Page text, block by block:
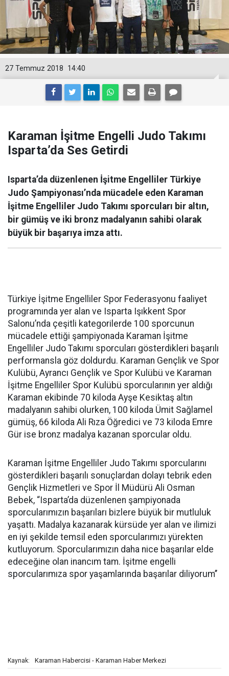
14:40
27 Temmuz 2018
Karaman İşitme Engelli Judo Takımı
Isparta’da Ses Getirdi
Isparta’da düzenlenen İşitme Engelliler Türkiye
Judo Şampiyonası’nda mücadele eden Karaman
İşitme Engelliler Judo Takımı sporcuları bir altın,
bir gümüş ve iki bronz madalyanın sahibi olarak
büyük bir başarıya imza attı.
Türkiye İşitme Engelliler Spor Federasyonu faaliyet
programında yer alan ve Isparta Işıkkent Spor
Salonu’nda çeşitli kategorilerde 100 sporcunun
mücadele ettiği şampiyonada Karaman İşitme
Engelliler Judo Takımı sporcuları gösterdikleri başarılı
performansla göz doldurdu. Karaman Gençlik ve Spor
Kulübü, Ayrancı Gençlik ve Spor Kulübü ve Karaman
İşitme Engelliler Spor Kulübü sporcularının yer aldığı
Karaman ekibinde 70 kiloda Ayşe Kesiktaş altın
madalyanın sahibi olurken, 100 kiloda Ümit Sağlamel
gümüş, 66 kiloda Ali Rıza Öğredici ve 73 kiloda Emre
Gür ise bronz madalya kazanan sporcular oldu.
Karaman İşitme Engelliler Judo Takımı sporcularını
gösterdikleri başarılı sonuçlardan dolayı tebrik eden
Gençlik Hizmetleri ve Spor İl Müdürü Ali Osman
Bebek, “Isparta’da düzenlenen şampiyonada
sporcularımızın başarıları bizlere büyük bir mutluluk
yaşattı. Madalya kazanarak kürsüde yer alan ve ilimizi
en iyi şekilde temsil eden sporcularımızı yürekten
kutluyorum. Sporcularımızın daha nice başarılar elde
edeceğine olan inancım tam. İşitme engelli
sporcularımıza spor yaşamlarında başarılar diliyorum’’
Kaynak: Karaman Habercisi - Karaman Haber Merkezi